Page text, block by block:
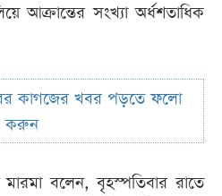
আক্রান্তের সংখ্যা অর্ধশতাধিক
কাগজের খবর পড়তে ফলো
করুন
বলেন, বৃহস্পতিবার রাতে